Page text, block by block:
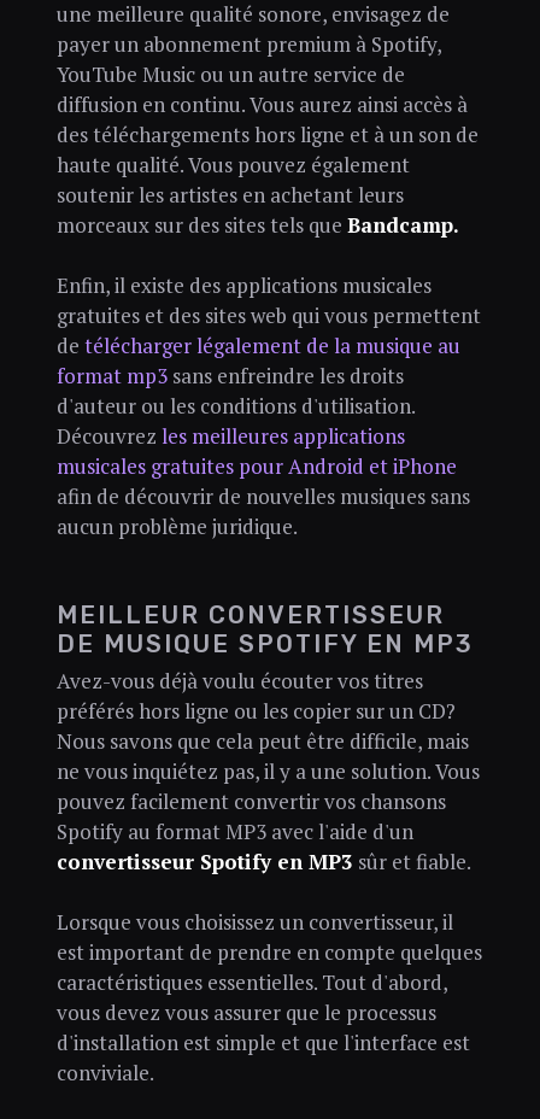
une meilleure qualité sonore, envisagez de
payer un abonnement premium à Spotify,
YouTube Music ou un autre service de
diffusion en continu. Vous aurez ainsi accès à
des téléchargements hors ligne et à un son de
haute qualité. Vous pouvez également
soutenir les artistes en achetant leurs
morceaux sur des sites tels que Bandcamp.
Enfin, il existe des applications musicales
gratuites et des sites web qui vous permettent
de télécharger légalement de la musique au
format mp3sans enfreindre les droits
d'auteur ou les conditions d'utilisation.
Découvrez les meilleures applications
musicales gratuites pour Android et iPhone
afin de découvrir de nouvelles musiques sans
aucun problème juridique.
MEILLEUR CONVERTISSEUR
DE MUSIQUE SPOTIFY EN MP3
Avez-vous déjà voulu écouter vos titres
préférés hors ligne ou les copier sur un CD?
Nous savons que cela peut être difficile, mais
ne vous inquiétez pas, il y a une solution. Vous
pouvez facilement convertir vos chansons
Spotify au format MP3 avec l'aide d'un
convertisseur Spotify en MP3 sûr et fiable.
Lorsque vous choisissez un convertisseur, il
est important de prendre en compte quelques
caractéristiques essentielles. Tout d'abord,
vous devez vous assurer que le processus
d'installation est simple et que l'interface est
conviviale.